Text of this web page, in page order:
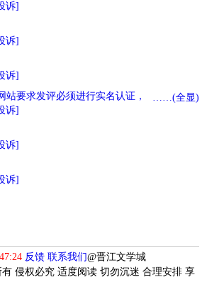
诉]
诉]
诉]
站要求发评必须进行实名认证，未实名用户
己可见，对其他人不可见，实名后评论将
……(全显)
诉]
诉]
诉]
反馈 联系我们@晋江文学城
侵权必究 适度阅读 切勿沉迷 合理安排 享